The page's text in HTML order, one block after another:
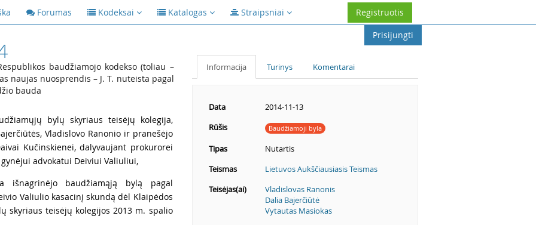
Forumas Kodeksai Katalogas Straipsniai
Registruotis
Prisijungti
baudžiamojo kodekso (toliau –
naujas nuosprendis – J. T. nuteista pagal
bauda
bylų skyriaus teisėjų kolegija,
Vladislovo Ranonio ir pranešėjo
Kučinskienei, dalyvaujant prokurorei
advokatui Deiviui Valiuliui,
išnagrinėjo baudžiamąją bylą pagal
Valiulio kasacinį skundą dėl Klaipėdos
skyriaus teisėjų kolegijos 2013 m. spalio
Informacija Turinys Komentarai
Data
2014-11-13
Rūšis
Baudžiamoji byla
Tipas
Nutartis
Teismas
Lietuvos Aukščiausiasis Teismas
Teisėjas(ai)
Vladislovas Ranonis
Dalia Bajerčiūtė
Vytautas Masiokas